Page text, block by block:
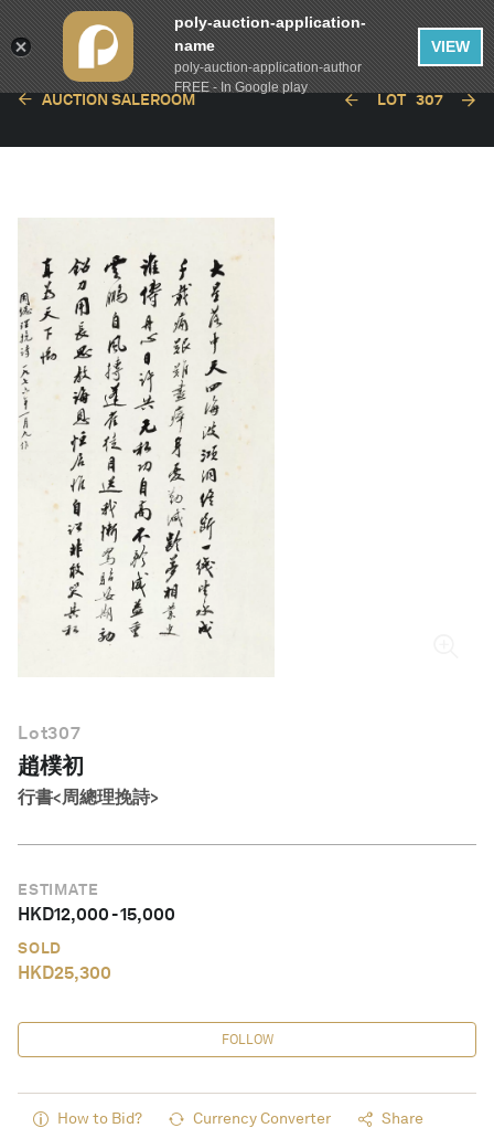
繁體中文
AUCTION SALEROOM LOT 307
Lot307
趙樸初
行書<周總理挽詩>
ESTIMATE
HKD12,000-15,000
SOLD
HKD25,300
FOLLOW
How to Bid? Currency Converter Share
poly-auction-application-
name
poly-auction-application-author
FREE - In Google play
VIEW